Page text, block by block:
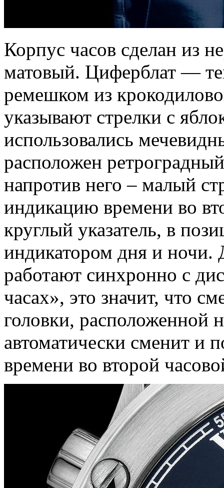
Корпус часов сделан из
матовый. Циферблат —
ремешком из
указывают стрелки с
использовались
расположен
напротив него – малый
индикацию времени во
круглый указатель, в
индикатором дня и ночи.
работают синхронно с
часах», это значит, что
головки, расположенной
автоматически сменит и
времени во второй